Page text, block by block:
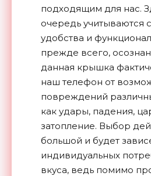
подходящим для нас.
очередь учитываются
удобства и
прежде всего,
данная крышка
наш телефон от
повреждений
как удары, падения,
затопление. Выбор
большой и будет
индивидуальных
вкуса, ведь помимо